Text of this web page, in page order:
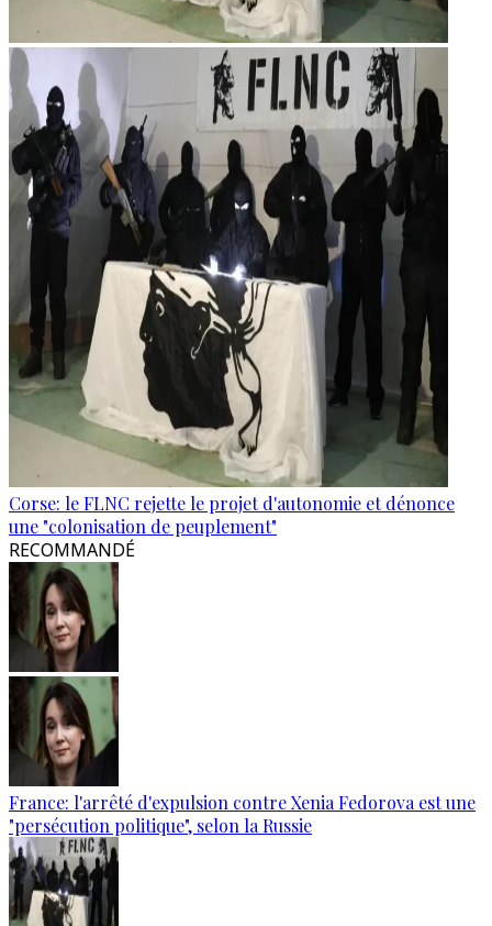
Corse: le FLNC rejette le projet d'autonomie et dénonce
une "colonisation de peuplement"
RECOMMANDÉ
France: l'arrêté d'expulsion contre Xenia Fedorova est une
"persécution politique", selon la Russie